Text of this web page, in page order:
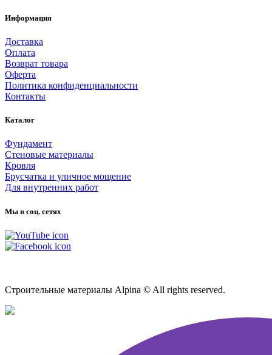
Информация
Доставка
Оплата
Возврат товара
Оферта
Политика конфиденциальности
Контакты
Каталог
Фундамент
Стеновые материалы
Кровля
Брусчатка и уличное мощение
Для внутренних работ
Мы в соц. сетях
Строительные материалы Alpina © All rights reserved.